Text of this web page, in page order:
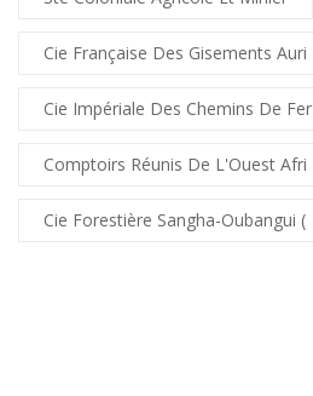
Cie Française Des Gisements Auri
Cie Impériale Des Chemins De Fer
Comptoirs Réunis De L'Ouest Afri
Cie Forestière Sangha-Oubangui (